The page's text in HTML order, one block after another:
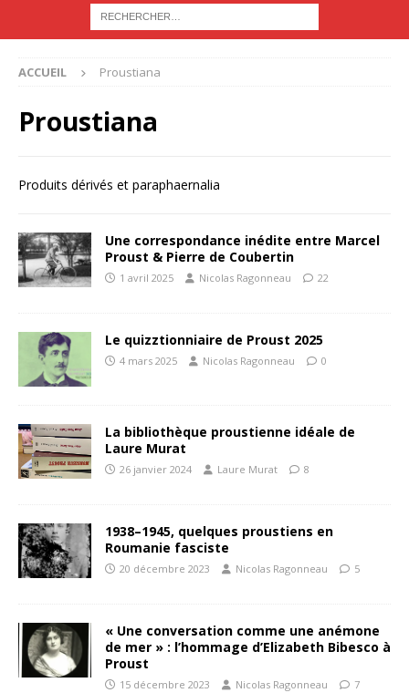
ACCUEIL Proustiana
Proustiana
Produits dérivés et paraphaernalia
Une correspondance inédite entre Marcel
Proust & Pierre de Coubertin
1 avril 2025 Nicolas Ragonneau 22
Le quizztionniaire de Proust 2025
4 mars 2025 Nicolas Ragonneau 0
La bibliothèque proustienne idéale de
Laure Murat
26 janvier 2024 Laure Murat 8
1938–1945, quelques proustiens en
Roumanie fasciste
20 décembre 2023 Nicolas Ragonneau 5
« Une conversation comme une anémone
de mer » : l’hommage d’Elizabeth Bibesco à
Proust
15 décembre 2023 Nicolas Ragonneau 7